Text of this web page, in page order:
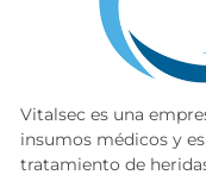
Vitalsec es una
insumos médicos y
tratamiento de